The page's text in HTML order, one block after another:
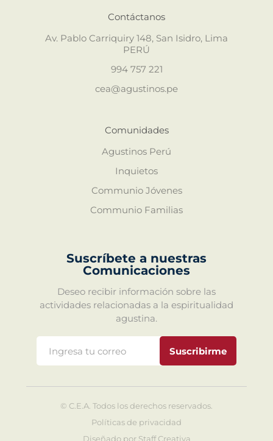
Contáctanos
Av. Pablo Carriquiry 148, San Isidro, Lima
PERÚ
994 757 221
cea@agustinos.pe
Comunidades
Agustinos Perú
Inquietos
Communio Jóvenes
Communio Familias
Suscríbete a nuestras
Comunicaciones
Deseo recibir información sobre las
actividades relacionadas a la espiritualidad
agustina.
Suscribirme
© C.E.A. Todos los derechos reservados.
Políticas de privacidad
Diseñado por Staff Creativa